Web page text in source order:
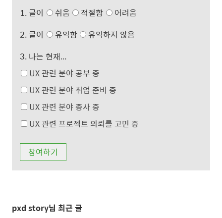
1. 글이 쉬움 적절함
어려움
2. 글이
유익함
유익하지 않음
3. 나는 현재...
UX 관련 분야 공부 중
UX 관련 분야 취업 준비 중
UX 관련 분야 종사 중
UX 관련 프로젝트 의뢰를 고민 중
pxd story님 최근 글